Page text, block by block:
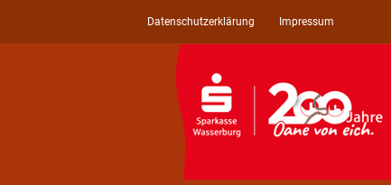
Datenschutzerklärung Impressum